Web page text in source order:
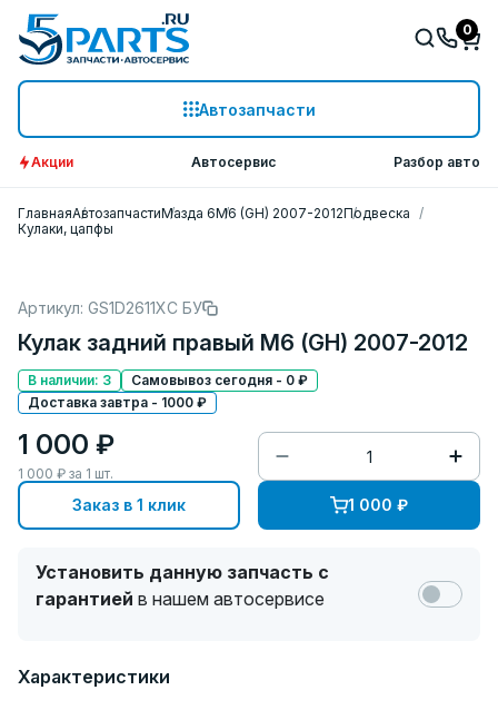
Автозапчасти
0
Акции Автосервис Разбор авто
ГлавнаяАвтозапчастиМазда 6M6 (GH) 2007-2012Подвеска
Кулаки, цапфы
Артикул: GS1D2611XC БУ
Кулак задний правый M6 (GH) 2007-2012
В наличии: 3
Самовывоз сегодня - 0 ₽
Доставка завтра - 1000 ₽
1 000 ₽
1 000 ₽ за 1 шт.
Заказ в 1 клик 1 000 ₽
Установить данную запчасть с
гарантией в нашем автосервисе
Характеристики